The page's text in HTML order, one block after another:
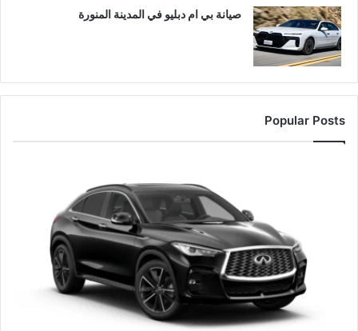
صيانة بي ام دبليو في المدينة المنورة
Popular Posts